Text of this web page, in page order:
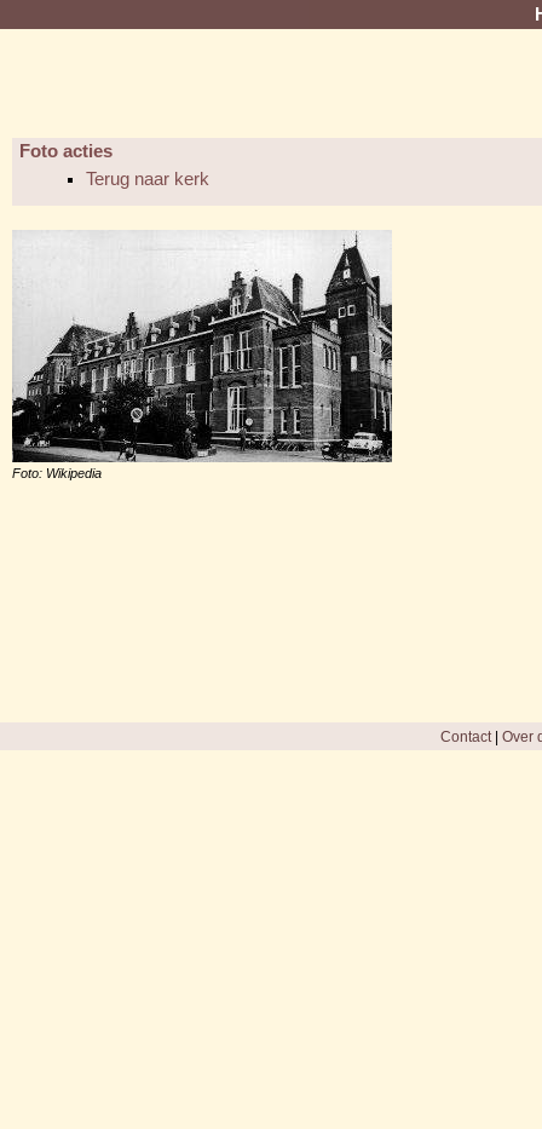
Foto acties
Terug naar kerk
Foto: Wikipedia
Contact| Over